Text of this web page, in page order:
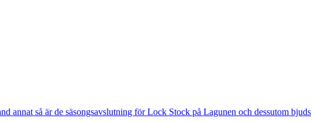
annat så är de säsongsavslutning för Lock Stock på Lagunen och dessutom bjuds